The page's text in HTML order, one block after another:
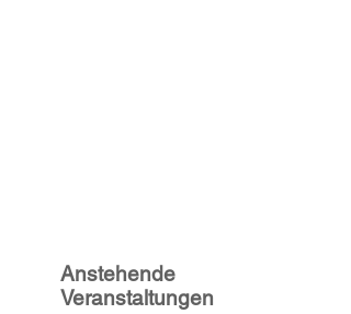
Anstehende
Veranstaltungen